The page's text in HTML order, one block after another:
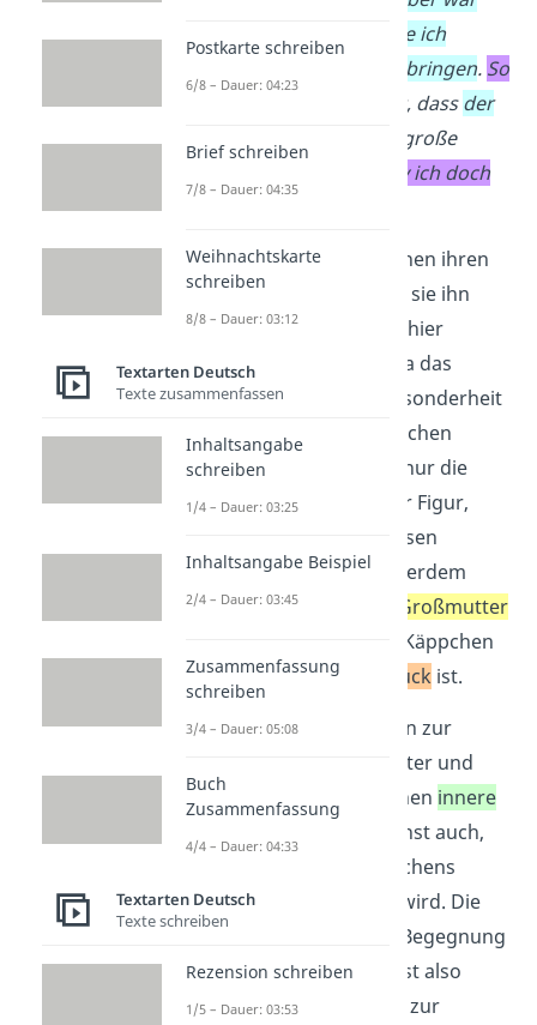
voller Blumen, die wollte ich
gewiss mitbringen. So
, dassder
, eine große
wie naiv ich doch
Zuerst nennt Rotkäppchen ihren
Namenund erklärt, wie sie ihn
bekommen hat. Das ist hier
wichtig zu erwähnen, da das
Kleidungsstück eine Besonderheit
darstellt. Das rote Käppchen
beschreibt damit nicht nur die
äußere Erscheinung
der Figur,
sondern verleiht ihr diesen
auffälligen Namen. Außerdem
zeigt es, dass sie ihrer
Großmutter
, da das rote Käppchen
ihrLieblingskleidungstück ist.
Weitere Beschreibungen zur
zu ihrer Mutter und
Großmutter verdeutlichen innere
der Figur. Du siehst auch,
dass etwas zu Rotkäppchens
Vergangenheit
gesagt wird. Die
Figur erzählt von ihrer Begegnung
mit dem Wolf. Du findest also
bedeutsame Ereignisse zur
Postkarte schreiben
6/8 – Dauer: 04:23
Brief schreiben
7/8 – Dauer: 04:35
Weihnachtskarte
schreiben
8/8 – Dauer: 03:12
Textarten Deutsch
Texte zusammenfassen
Inhaltsangabe
schreiben
1/4 – Dauer: 03:25
Inhaltsangabe Beispiel
2/4 – Dauer: 03:45
Zusammenfassung
schreiben
3/4 – Dauer: 05:08
Buch
Zusammenfassung
4/4 – Dauer: 04:33
Textarten Deutsch
Texte schreiben
Rezension schreiben
1/5 – Dauer: 03:53